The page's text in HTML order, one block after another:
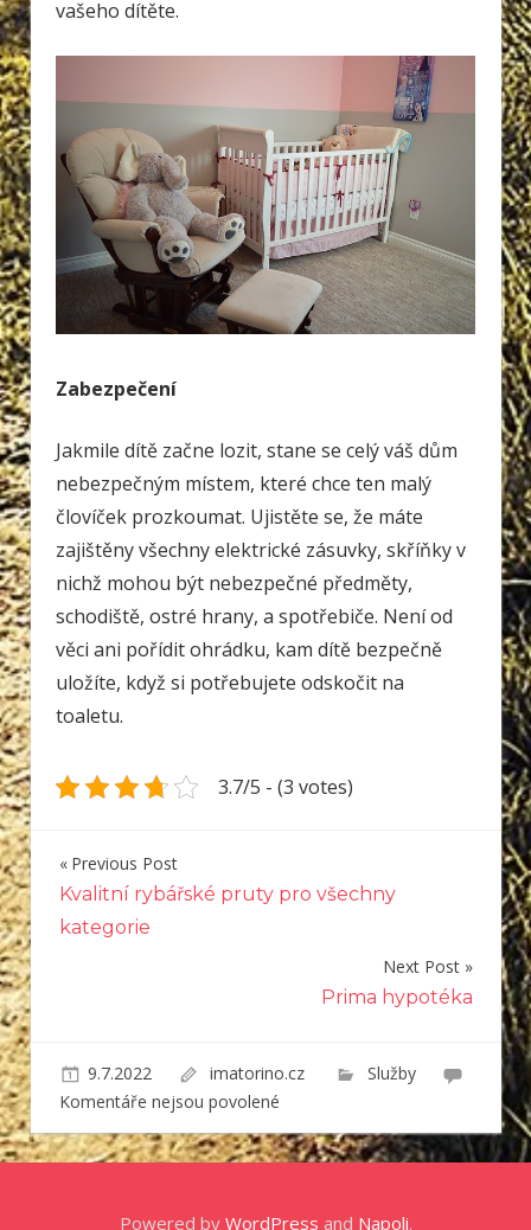
vašeho dítěte.
Zabezpečení
Jakmile dítě začne lozit, stane se celý váš dům
nebezpečným místem, které chce ten malý
človíček prozkoumat. Ujistěte se, že máte
zajištěny všechny elektrické zásuvky, skříňky v
nichž mohou být nebezpečné předměty,
schodiště, ostré hrany, a spotřebiče. Není od
věci ani pořídit ohrádku, kam dítě bezpečně
uložíte, když si potřebujete odskočit na
toaletu.
3.7/5 - (3 votes)
Navigace
pro
Previous Post
Kvalitní rybářské pruty pro všechny
kategorie
Next Post
Prima hypotéka
9.7.2022 imatorino.cz
Služby
Komentáře nejsou povolenéu
textu
s
Jak
Powered by WordPress and Napoli.